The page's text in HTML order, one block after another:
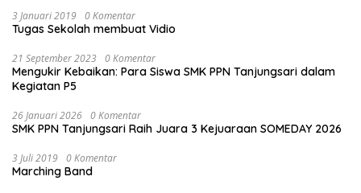
3 Januari 2019 0 Komentar
Tugas Sekolah membuat Vidio
21 September 2023 0 Komentar
Mengukir Kebaikan: Para Siswa SMK PPN Tanjungsari dalam
Kegiatan P5
26 Januari 2026 0 Komentar
SMK PPN Tanjungsari Raih Juara 3 Kejuaraan SOMEDAY 2026
3 Juli 2019 0 Komentar
Marching Band